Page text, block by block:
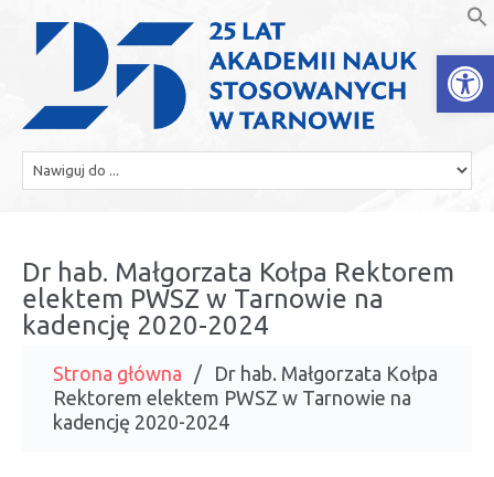
Dr hab. Małgorzata Kołpa Rektorem
elektem PWSZ w Tarnowie na
kadencję 2020-2024
Strona główna
Dr hab. Małgorzata Kołpa
Rektorem elektem PWSZ w Tarnowie na
kadencję 2020-2024